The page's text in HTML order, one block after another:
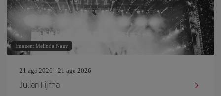
Imagen: Melinda Nagy
21 ago 2026 - 21 ago 2026
Julian Fijma